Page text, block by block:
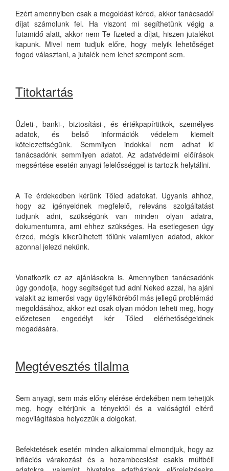
Ezért amennyiben csak a megoldást kéred, akkor tanácsadói
díjat számolunk fel. Ha viszont mi segíthetünk végig a
futamidő alatt, akkor nem Te fizeted a díjat, hiszen jutalékot
kapunk. Mivel nem tudjuk előre, hogy melyik lehetőséget
fogod választani, a jutalék nem lehet szempont sem.
Titoktartás
Üzleti-, banki-, biztosítási-, és értékpapírtitkok, személyes
adatok, és belső információk védelem kiemelt
kötelezettségünk. Semmilyen indokkal nem adhat ki
tanácsadónk semmilyen adatot. Az adatvédelmi előírások
megsértése esetén anyagi felelősséggel is tartozik helytállni.
A Te érdekedben kérünk Tőled adatokat. Ugyanis ahhoz,
hogy az igényeidnek megfelelő, releváns szolgáltatást
tudjunk adni, szükségünk van minden olyan adatra,
dokumentumra, ami ehhez szükséges. Ha esetlegesen úgy
érzed, mégis kikerülhetett tőlünk valamilyen adatod, akkor
azonnal jelezd nekünk.
Vonatkozik ez az ajánlásokra is. Amennyiben tanácsadónk
úgy gondolja, hogy segítséget tud adni Neked azzal, ha ajánl
valakit az ismerősi vagy ügyfélköréből más jellegű problémád
megoldásához, akkor ezt csak olyan módon teheti meg, hogy
előzetesen engedélyt kér Tőled elérhetőségeidnek
megadására.
Megtévesztés tilalma
Sem anyagi, sem más előny elérése érdekében nem tehetjük
meg, hogy eltérjünk a tényektől és a valóságtól eltérő
megvilágításba helyezzük a dolgokat.
Befektetések esetén minden alkalommal elmondjuk, hogy az
inflációs várakozást és a hozambecslést csakis múltbéli